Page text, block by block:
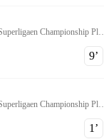
9‎’‎
1‎’‎